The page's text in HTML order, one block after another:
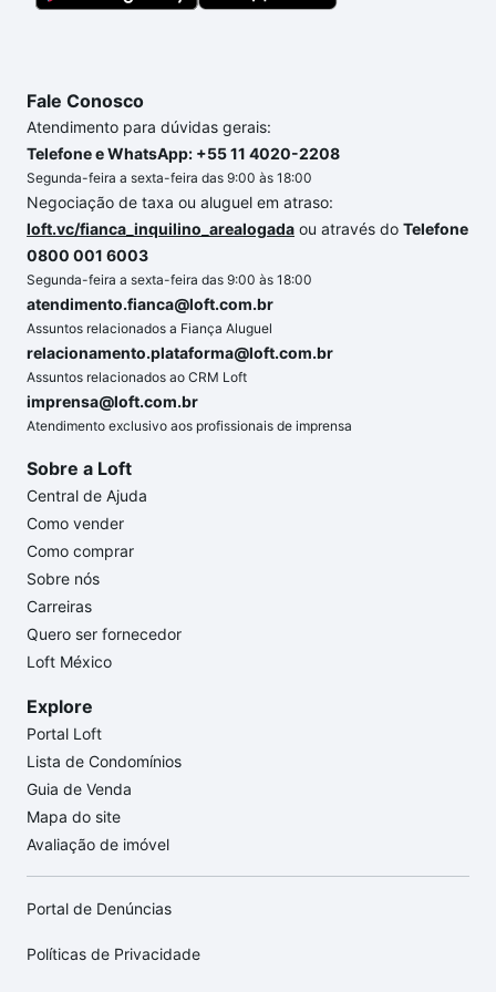
Fale Conosco
Atendimento para dúvidas gerais:
Telefone e WhatsApp: +55 11 4020-2208
Segunda-feira a sexta-feira das 9:00 às 18:00
Negociação de taxa ou aluguel em atraso:
loft.vc/fianca_inquilino_arealogada ou através do Telefone
0800 001 6003
Segunda-feira a sexta-feira das 9:00 às 18:00
atendimento.fianca@loft.com.br
Assuntos relacionados a Fiança Aluguel
relacionamento.plataforma@loft.com.br
Assuntos relacionados ao CRM Loft
imprensa@loft.com.br
Atendimento exclusivo aos profissionais de imprensa
Sobre a Loft
Central de Ajuda
Como vender
Como comprar
Sobre nós
Carreiras
Quero ser fornecedor
Loft México
Explore
Portal Loft
Lista de Condomínios
Guia de Venda
Mapa do site
Avaliação de imóvel
Portal de Denúncias
Políticas de Privacidade